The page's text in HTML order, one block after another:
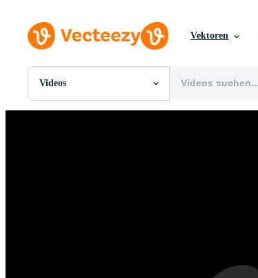
Vektoren
Videos
Alle Bilder